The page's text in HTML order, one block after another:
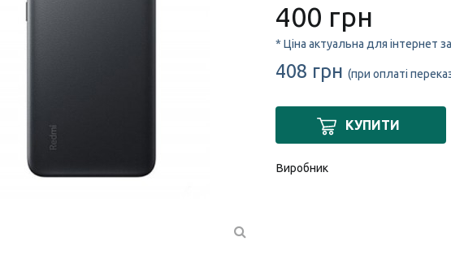
400 грн
* Ціна актуальна для інтернет
408 грн (при оплаті
КУПИТИ
Виробник